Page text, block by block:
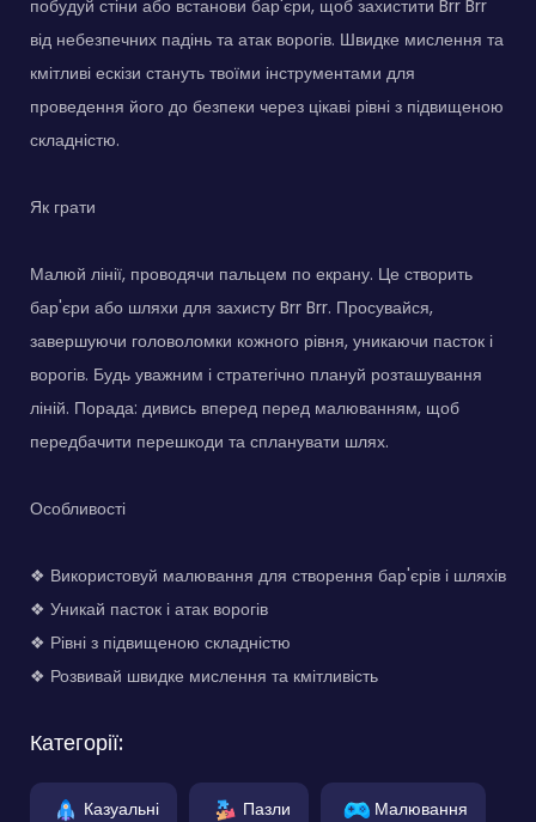
побудуй стіни або встанови бар'єри, щоб захистити Brr Brr
від небезпечних падінь та атак ворогів. Швидке мислення та
кмітливі ескізи стануть твоїми інструментами для
проведення його до безпеки через цікаві рівні з підвищеною
складністю.
Як грати
Малюй лінії, проводячи пальцем по екрану. Це створить
бар'єри або шляхи для захисту Brr Brr. Просувайся,
завершуючи головоломки кожного рівня, уникаючи пасток і
ворогів. Будь уважним і стратегічно плануй розташування
ліній. Порада: дивись вперед перед малюванням, щоб
передбачити перешкоди та спланувати шлях.
Особливості
❖ Використовуй малювання для створення бар'єрів і шляхів
❖ Уникай пасток і атак ворогів
❖ Рівні з підвищеною складністю
❖ Розвивай швидке мислення та кмітливість
Категорії:
Казуальні Пазли Малювання